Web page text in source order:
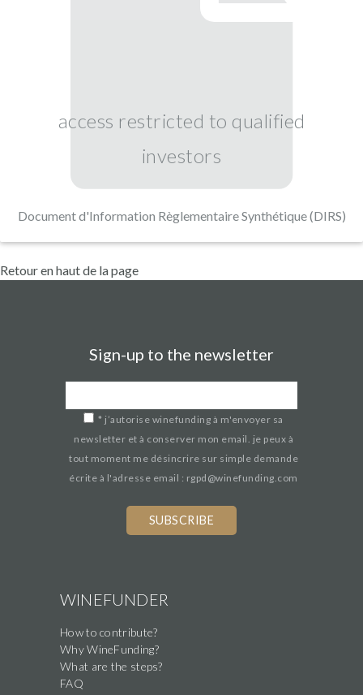
access restricted to qualified
investors
Document d'Information Règlementaire Synthétique (DIRS)
Retour en haut de la page
Sign-up to the newsletter
* j’autorise winefunding à m'envoyer sa
newsletter et à conserver mon email. je peux à
tout moment me désincrire sur simple demande
écrite à l'adresse email : rgpd@winefunding.com
this
field
WINEFUNDER
How to contribute?
Why WineFunding?
What are the steps?
FAQ